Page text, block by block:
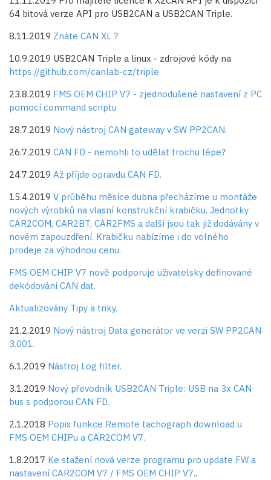
64 bitová verze API pro USB2CAN a USB2CAN Triple.
8.11.2019 Znáte CAN XL ?
10.9.2019 USB2CAN Triple a linux - zdrojové kódy na
https://github.com/canlab-cz/triple
23.8.2019 FMS OEM CHIP V7 - zjednodušené nastavení z PC
pomocí command scriptu
28.7.2019 Nový nástroj CAN gateway v SW PP2CAN.
26.7.2019 CAN FD - nemohli to udělat trochu lépe?
24.7.2019 Až příjde opravdu CAN FD.
15.4.2019 V průběhu měsíce dubna přecházíme u montáže
nových výrobků na vlasní konstrukční krabičku. Jednotky
CAR2COM, CAR2BT, CAR2FMS a další jsou tak již dodávány v
novém zapouzdření. Krabičku nabízíme i do volného
prodeje za výhodnou cenu.
FMS OEM CHIP V7 nově podporuje uživatelsky definované
dekódování CAN dat.
Aktualizovány Tipy a triky.
21.2.2019 Nový nástroj Data generátor ve verzi SW PP2CAN
3.001.
6.1.2019 Nástroj Log filter.
3.1.2019 Nový převodník USB2CAN Triple: USB na 3x CAN
bus s podporou CAN FD.
2.1.2018 Popis funkce Remote tachograph download u
FMS OEM CHIPu a CAR2COM V7.
1.8.2017 Ke stažení nová verze programu pro update FW a
nastavení CAR2COM V7 / FMS OEM CHIP V7..